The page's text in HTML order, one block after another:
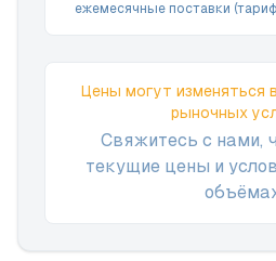
ежемесячные поставки
Цены могут изменяться
рыночных
Свяжитесь с нами,
текущие цены и